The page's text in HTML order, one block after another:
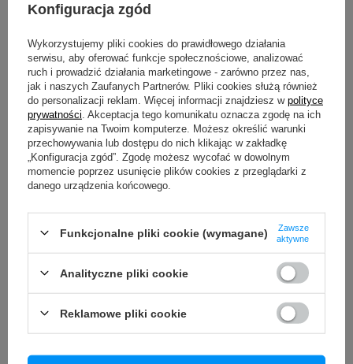
PONIEDZIAŁEK - CZWARTEK DO 12:00
CZWARTEK PO 12:00 - SOBOTA DO 12:00
Wysyłka w poniedziałek
SOBOTA PO 12:00 - NIEDZIELA
Wysyłka we wtorek
Produkujemy dopiero po złożeniu zamówienia.Dzięki temu każda
koszulka i bluza powstaje specjalnie dla Ciebie i przechodzi kontrolę jakości
przed wysyłką.
SZCZEGÓŁOWE DANE
Konfiguracja zgód
Wykorzystujemy pliki cookies do prawidłowego działania
serwisu, aby oferować funkcje społecznościowe, analizować
ruch i prowadzić działania marketingowe - zarówno przez nas,
jak i naszych Zaufanych Partnerów. Pliki cookies służą również
do personalizacji reklam. Więcej informacji znajdziesz w polityce
prywatności . Akceptacja tego komunikatu oznacza zgodę na ich
zapisywanie na Twoim komputerze. Możesz określić warunki
przechowywania lub dostępu do nich klikając w zakładkę
„Konfiguracja zgód”. Zgodę możesz wycofać w dowolnym
momencie poprzez usunięcie plików cookies z przeglądarki z
danego urządzenia końcowego.
Funkcjonalne pliki cookie (wymagane)
Zawsze
aktywne
Analityczne pliki cookie
Reklamowe pliki cookie